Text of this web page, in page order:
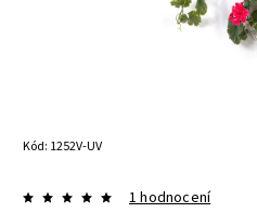
Kód: 1252V-UV
1 hodnocení